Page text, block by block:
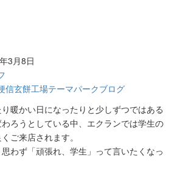
3月8日
信玄餅工場テーマパークブログ
暖かい日になったりと少しずつではある
ろうとしている中、エクランでは学生の
ご来店されます。
わず「頑張れ、学生」って言いたくなっ